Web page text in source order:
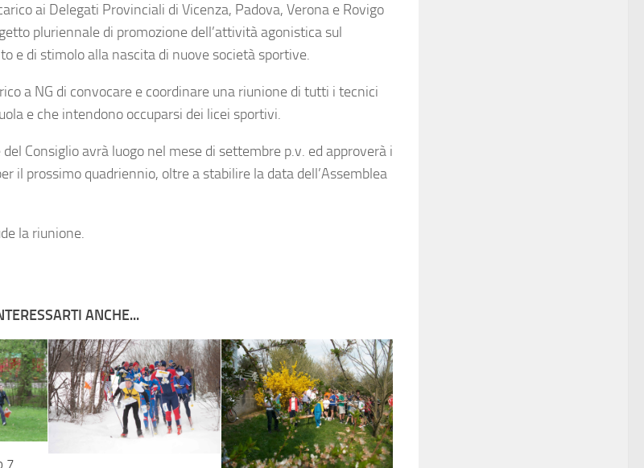
ai Delegati Provinciali di Vicenza, Padova, Verona e Rovigo
pluriennale di promozione dell’attività agonistica sul
e di stimolo alla nascita di nuove società sportive.
a NG di convocare e coordinare una riunione di tutti i tecnici
e che intendono occuparsi dei licei sportivi.
Consiglio avrà luogo nel mese di settembre p.v. ed approverà i
il prossimo quadriennio, oltre a stabilire la data dell’Assemblea
la riunione.
ANCHE...
7